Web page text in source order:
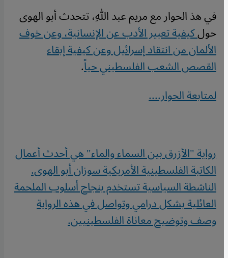
في هذ الحوار مع مريم عبد اللهِ، تتحدث أبو الهوى
حولكيفية تعبير الأدب عن الإنسانية، وعن خوف
الألمان من انتقاد إسرائيل وعن كيفية إبقاء
القصص الشعب الفلسطيني حياً.
لمتابعة الحوار....
رواية "الأزرق بين السماء والماء" هي أحدث أعمال
الكاتبة الفلسطينية الأمريكية سوزان أبو الهوى.
الناشطة السياسية تستخدم بنجاح أسلوب الملحمة
العائلية بشكل درامي وتواصل في هذه الرواية
وصف وتوضيح معاناة الفلسطينيين.